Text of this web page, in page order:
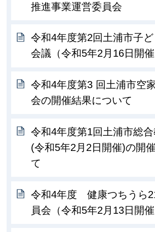
推進事業運営委員会
令和4年度第2回土浦市子
会議（令和5年2月16日開催
令和4年度第3 回土浦市空
会の開催結果について
令和4年度第1回土浦市総
(令和5年2月2日開催)の開
て
令和4年度 健康つちうら
員会（令和5年2月13日開催